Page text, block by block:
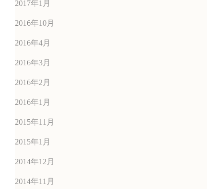
2017年1月
2016年10月
2016年4月
2016年3月
2016年2月
2016年1月
2015年11月
2015年1月
2014年12月
2014年11月